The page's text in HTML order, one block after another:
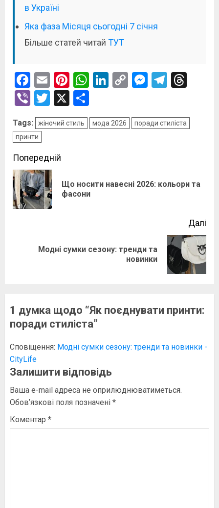
в Україні
Яка фаза Місяця сьогодні 7 січня
Більше статей читай ТУТ
Facebook
EmailPinterest
WhatsApp
LinkedIn
Copy
ViberTwitter
X
Tags: жіночий стиль мода 2026
поради стиліста
принти
Post
navigation
Попередній
Що носити навесні 2026: кольори та
фасони
Далі
НаступнийМодні сумки сезону: тренди та
новинки
1 думка щодо “Як поєднувати принти:
поради стиліста”
Сповіщення: Модні сумки сезону: тренди та новинки -
CityLife
Залишити відповідь
Ваша e-mail адреса не оприлюднюватиметься.
Обов’язкові поля позначені *
Коментар *